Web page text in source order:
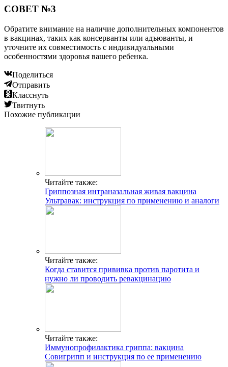
СОВЕТ №3
Обратите внимание на наличие дополнительных компонентов
в вакцинах, таких как консерванты или адъюванты, и
уточните их совместимость с индивидуальными
особенностями здоровья вашего ребенка.
Поделиться
Отправить
Класснуть
Твитнуть
Похожие публикации
Читайте также:
Гриппозная интраназальная живая вакцина
Ультравак: инструкция по применению и аналоги
Читайте также:
Когда ставится прививка против паротита и
нужно ли проводить ревакцинацию
Читайте также:
Иммунопрофилактика гриппа: вакцина
Совигрипп и инструкция по ее применению